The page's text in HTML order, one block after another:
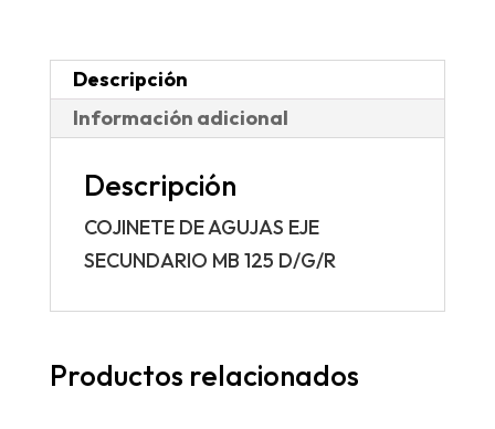
125
D/G/R
cantidad
Descripción
Información adicional
Descripción
COJINETE DE AGUJAS EJE
SECUNDARIO MB 125 D/G/R
Productos relacionados